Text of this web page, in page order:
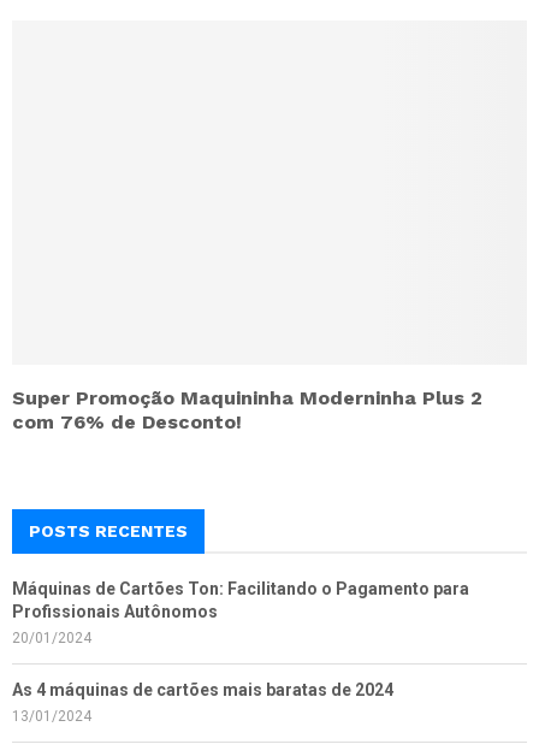
Super Promoção Maquininha Moderninha Plus 2
com 76% de Desconto!
POSTS RECENTES
Máquinas de Cartões Ton: Facilitando o Pagamento para
Profissionais Autônomos
20/01/2024
As 4 máquinas de cartões mais baratas de 2024
13/01/2024